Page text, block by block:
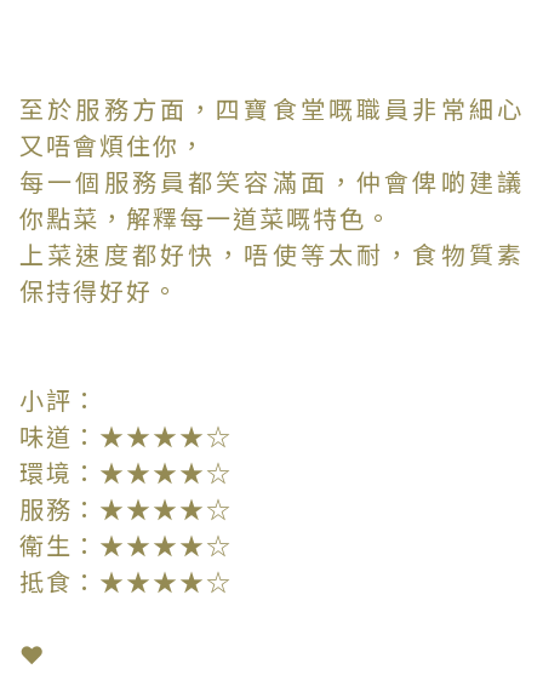
至於服務方面，四寶食堂嘅職員非常細心
又唔會煩住你，
每一個服務員都笑容滿面，仲會俾啲建議
你點菜，解釋每一道菜嘅特色。
上菜速度都好快，唔使等太耐，食物質素
保持得好好。
小評：
味道：★★★★☆
環境：★★★★☆
服務：★★★★☆
衛生：★★★★☆
抵食：★★★★☆
❤